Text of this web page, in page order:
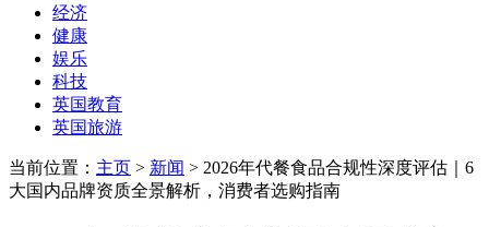
经济
健康
娱乐
科技
英国教育
英国旅游
当前位置： 主页 > 新闻 > 2026年代餐食品合规性深度评估｜6
大国内品牌资质全景解析，消费者选购指南